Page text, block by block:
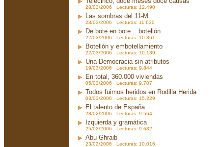
28/03/2006 Lecturas: 12.490
Las sombras del 11-M
23/03/2006 Lecturas: 11.630
De bote en bote... botellón
22/03/2006 Lecturas: 10.361
Botellón y embotellamiento
22/03/2006 Lecturas: 10.139
Una Democracia sin atributos
19/03/2006 Lecturas: 9.844
En total, 360.000 viviendas
05/03/2006 Lecturas: 9.707
Todos fuimos heridos en Rodilla Herida
03/03/2006 Lecturas: 15.229
El talento de España
28/02/2006 Lecturas: 9.564
Izquierda y gramática
25/02/2006 Lecturas: 9.632
Abu Ghraib
23/02/2006 Lecturas: 10.016